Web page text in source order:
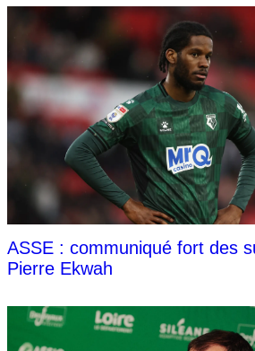
ASSE : communiqué fort des
Pierre Ekwah